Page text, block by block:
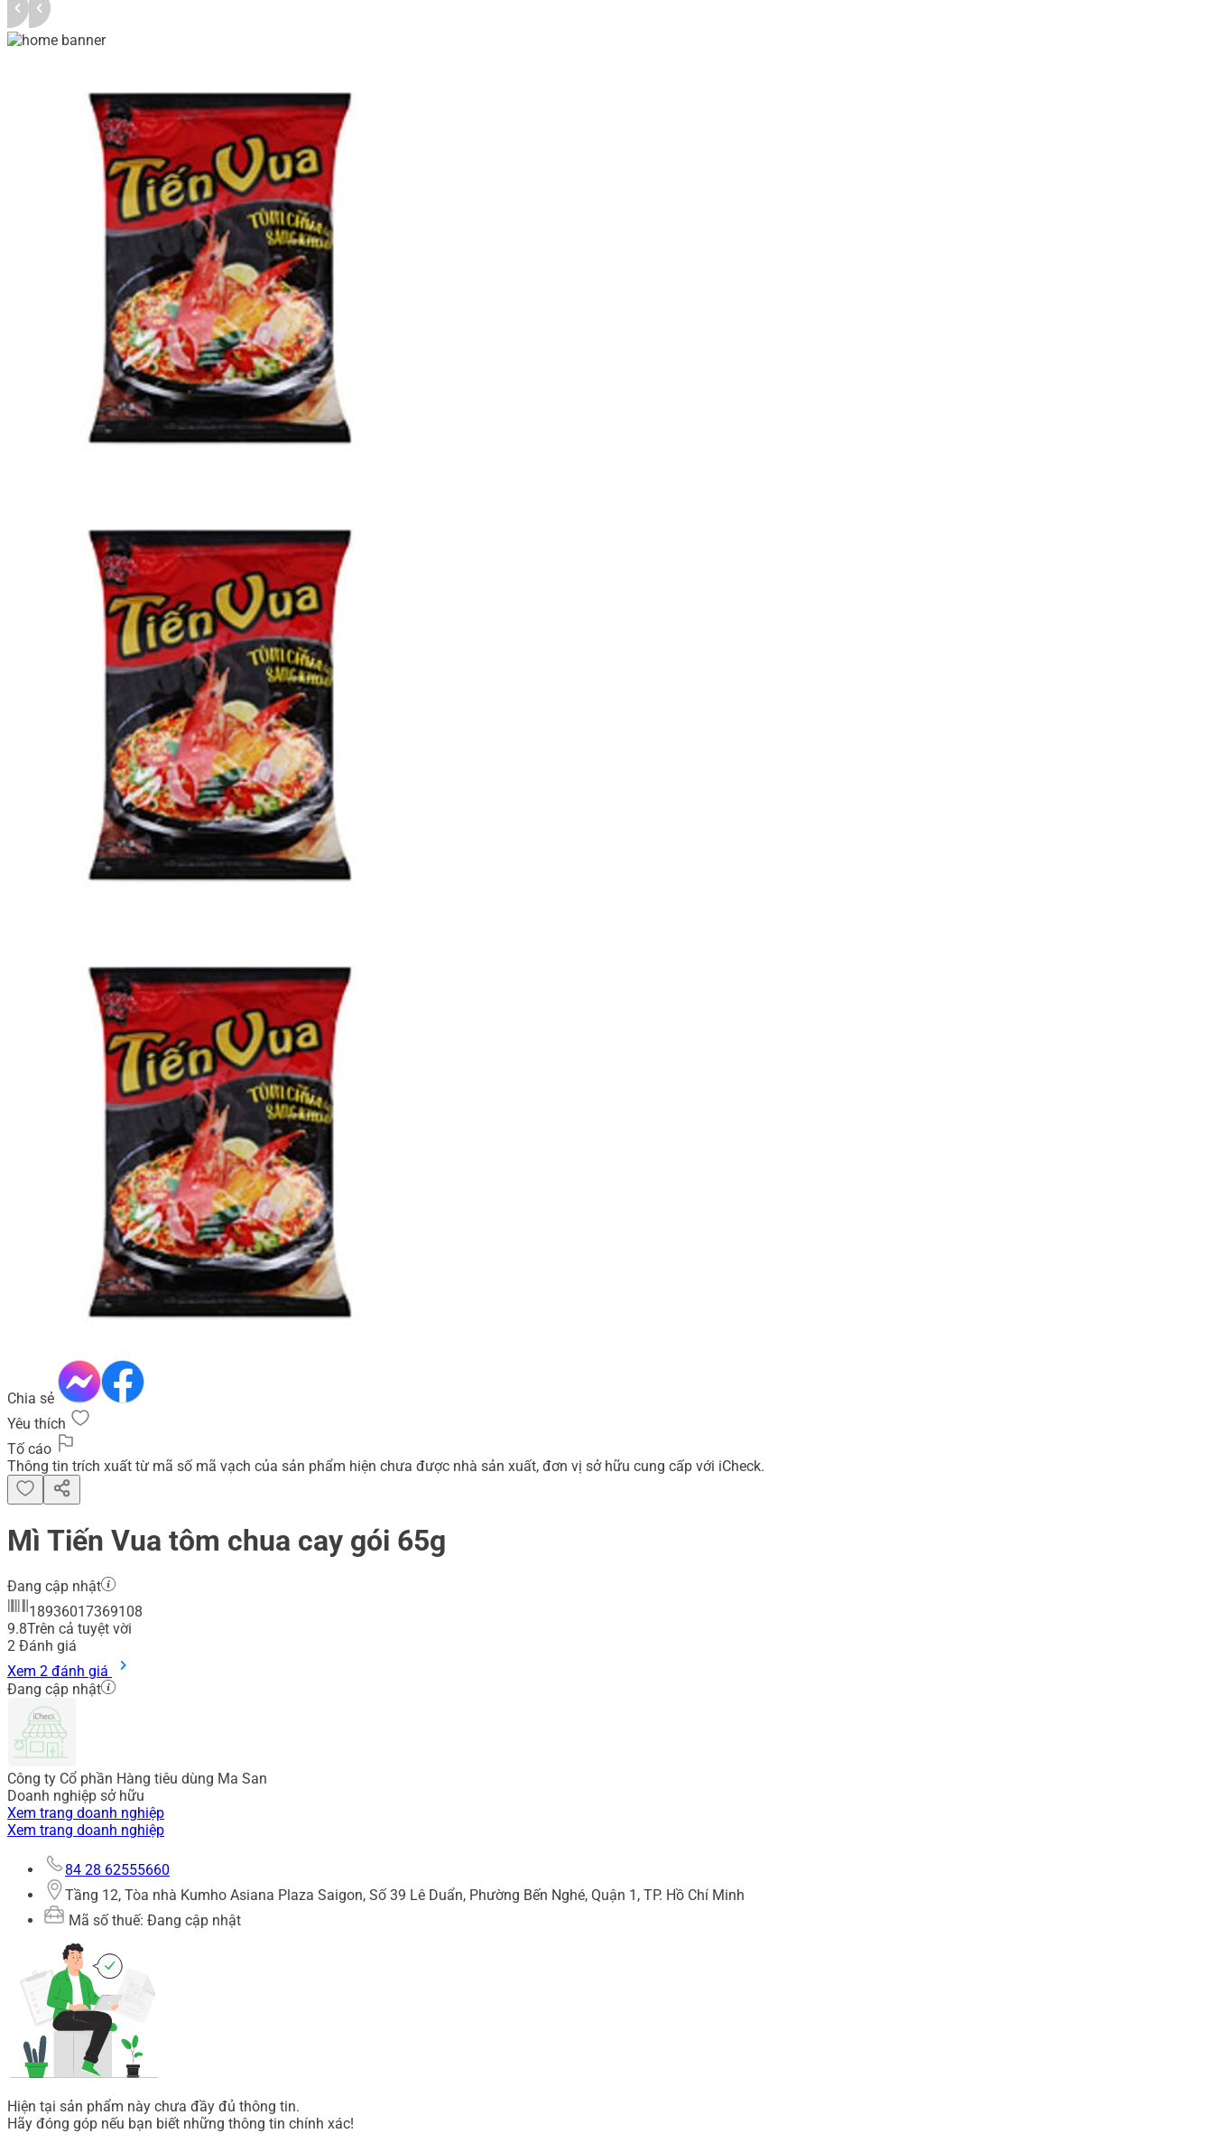
Chia sẻ
Yêu thích
Tố cáo
Thông tin trích xuất từ mã số mã vạch của sản phẩm hiện chưa được nhà sản xuất, đơn vị sở hữu cung cấp với iCheck.
Mì Tiến Vua tôm chua cay gói 65g
Đang cập nhật
18936017369108
9.8Trên cả tuyệt vời
2 Đánh giá
Xem 2 đánh giá
Đang cập nhật
Công ty Cổ phần Hàng tiêu dùng Ma San
Doanh nghiệp sở hữu
Xem trang doanh nghiệp
Xem trang doanh nghiệp
84 28 62555660
Tầng 12, Tòa nhà Kumho Asiana Plaza Saigon, Số 39 Lê Duẩn, Phường Bến Nghé, Quận 1, TP. Hồ Chí Minh
Mã số thuế: Đang cập nhật
Hiện tại sản phẩm này chưa đầy đủ thông tin.
Hãy đóng góp nếu bạn biết những thông tin chính xác!